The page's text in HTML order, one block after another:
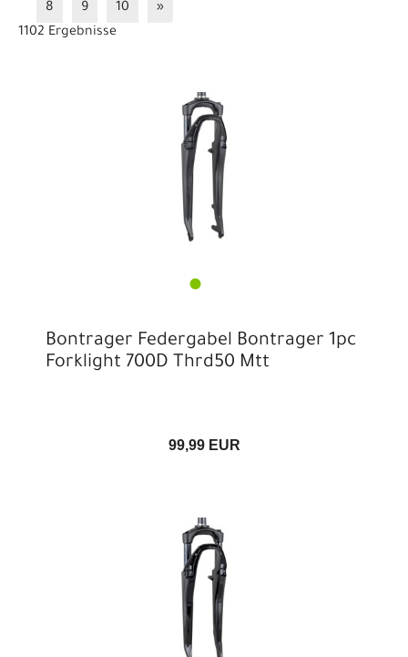
8
9 10
»
1102 Ergebnisse
Bontrager Federgabel Bontrager 1pc
Forklight 700D Thrd50 Mtt
99,99 EUR